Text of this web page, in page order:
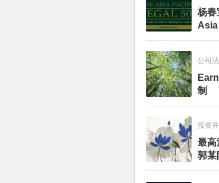
杨春
公司
制
投资
最高
郭某
纠纷